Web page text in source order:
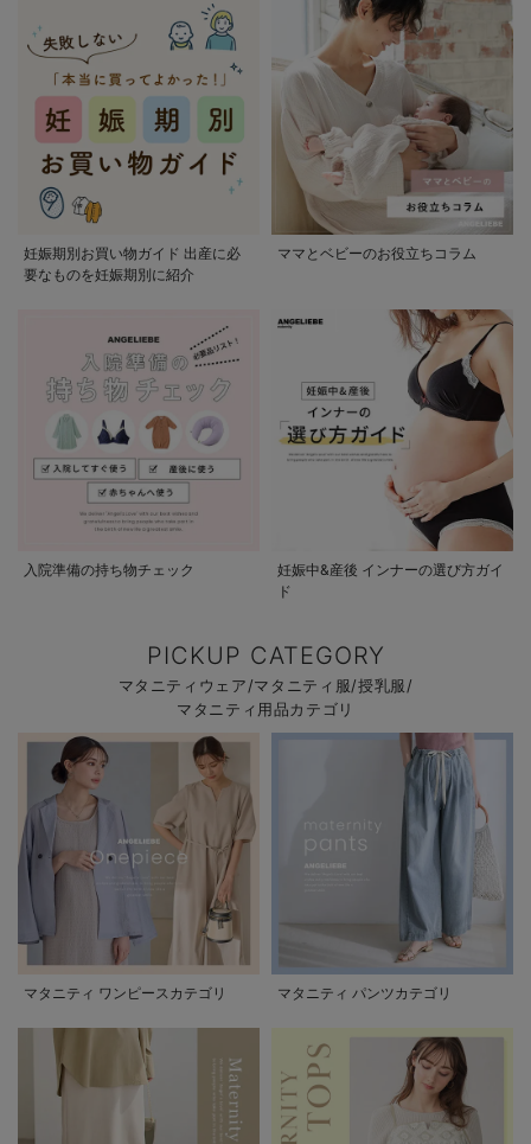
妊娠期別お買い物ガイド 出産に必
要なものを妊娠期別に紹介
ママとベビーのお役立ちコラム
入院準備の持ち物チェック
妊娠中&産後 インナーの選び方ガイ
ド
PICKUP CATEGORY
マタニティウェア/マタニティ服/授乳服/
マタニティ用品カテゴリ
マタニティ ワンピースカテゴリ マタニティ パンツカテゴリ